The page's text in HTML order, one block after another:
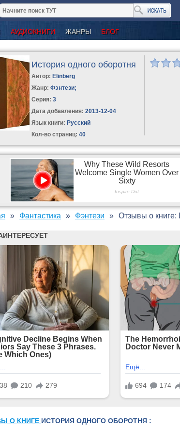
АУДИОКНИГИ ЖАНРЫ БЛОГ
История одного оборотня
Автор: Elinberg
Жанр: Фэнтези;
Серия:3
Дата добавления: 2013-12-04
Язык книги: Русский
Кол-во страниц: 40
Фантастика Фэнтези Отзывы о книге:
О КНИГЕ ИСТОРИЯ ОДНОГО ОБОРОТНЯ :